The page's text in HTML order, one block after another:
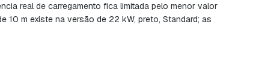
real de carregamento fica limitada pelo menor valor
m existe na versão de 22 kW, preto, Standard; as